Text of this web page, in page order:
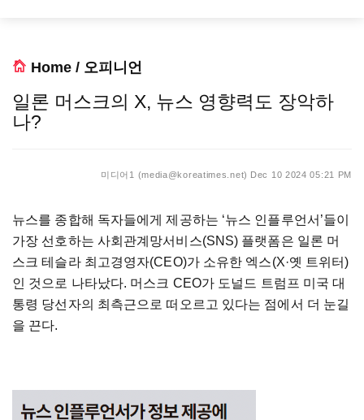
Home / 오피니언
일론 머스크의 X, 뉴스 영향력도 장악하
나?
미디어1 (media@koreatimes.net) Dec 10 2024 05:21 PM
뉴스를 종합해 독자들에게 제공하는 ‘뉴스 인플루언서’들이
가장 선호하는 사회관계망서비스(SNS) 플랫폼은 일론 머
스크 테슬라 최고경영자(CEO)가 소유한 엑스(X·옛 트위터)
인 것으로 나타났다. 머스크 CEO가 도널드 트럼프 미국 대
통령 당선자의 최측근으로 떠오르고 있다는 점에서 더 눈길
을 끈다.